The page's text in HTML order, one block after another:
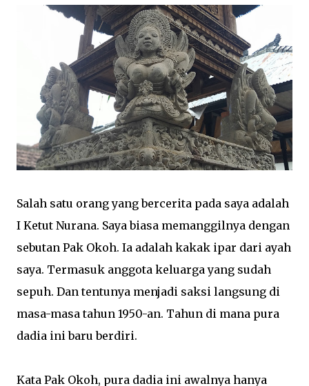
Salah satu orang yang bercerita pada saya adalah
I Ketut Nurana. Saya biasa memanggilnya dengan
sebutan Pak Okoh. Ia adalah kakak ipar dari ayah
saya. Termasuk anggota keluarga yang sudah
sepuh. Dan tentunya menjadi saksi langsung di
masa-masa tahun 1950-an. Tahun di mana pura
dadia ini baru berdiri.
Kata Pak Okoh, pura dadia ini awalnya hanya